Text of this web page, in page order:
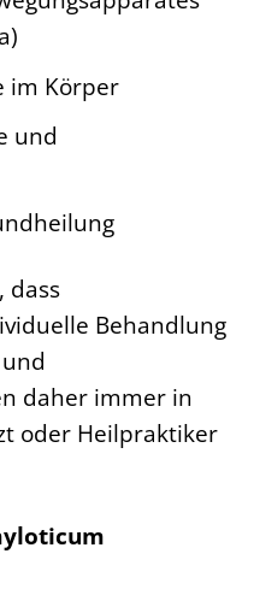
im Körper
und
dass
Behandlung
daher immer in
oder Heilpraktiker